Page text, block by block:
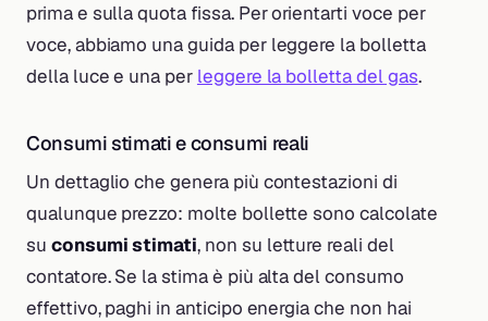
prima e sulla quota fissa. Per orientarti voce per
voce, abbiamo una guida per leggere la bolletta
della luce e una per leggere la bolletta del gas.
Consumi stimati e consumi reali
Un dettaglio che genera più contestazioni di
qualunque prezzo: molte bollette sono calcolate
su consumi stimati, non su letture reali del
contatore. Se la stima è più alta del consumo
effettivo, paghi in anticipo energia che non hai